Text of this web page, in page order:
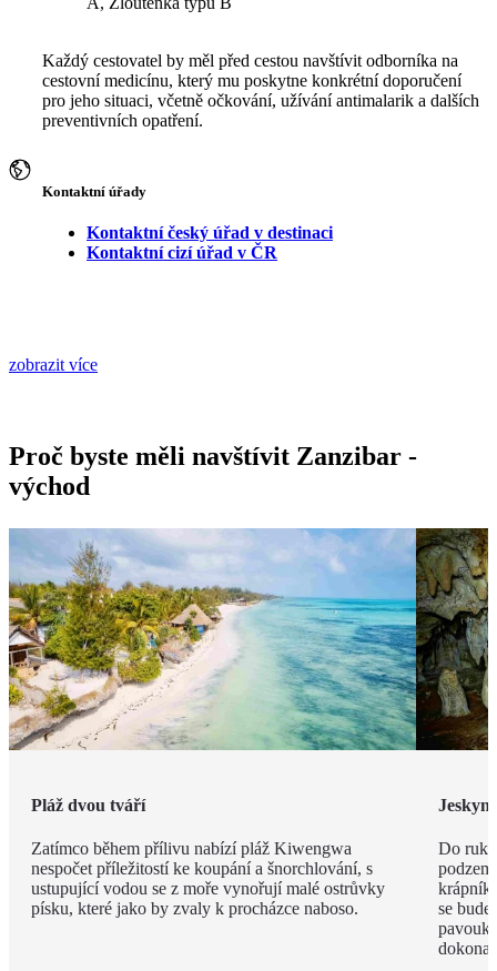
Každý cestovatel by měl před cestou navštívit odborníka na
cestovní medicínu, který mu poskytne konkrétní doporučení
pro jeho situaci, včetně očkování, užívání antimalarik a dalších
preventivních opatření.
Kontaktní úřady
Kontaktní český úřad v destinaci
Kontaktní cizí úřad v ČR
zobrazit více
Proč byste měli navštívit Zanzibar -
východ
Pláž dvou tváří
Zatímco během přílivu nabízí pláž Kiwengwa
nespočet příležitostí ke koupání a šnorchlování, s
ustupující vodou se z moře vynořují malé ostrůvky
písku, které jako by zvaly k procházce naboso.
Do
se